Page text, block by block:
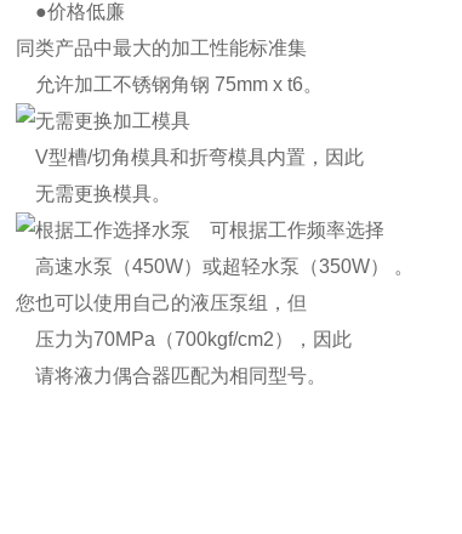
●价格低廉
同类产品中最大的加工性能标准集
允许加工不锈钢角钢 75mm x t6。
无需更换加工模具
V型槽/切角模具和折弯模具内置，因此
无需更换模具。
根据工作选择水泵 可根据工作频率选择
高速水泵（450W）或超轻水泵（350W） 。
您也可以使用自己的液压泵组，但
压力为70MPa（700kgf/cm2），因此
请将液力偶合器匹配为相同型号。